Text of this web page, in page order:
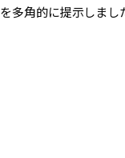
を多角的に提示しまし